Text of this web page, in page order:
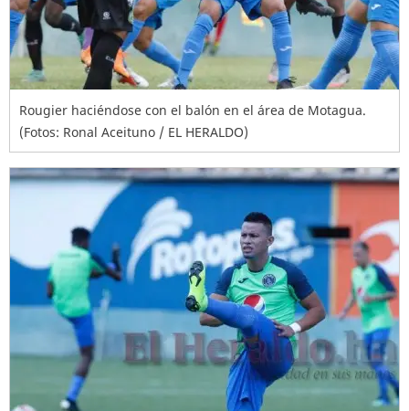
Rougier haciéndose con el balón en el área de Motagua.
(Fotos: Ronal Aceituno / EL HERALDO)